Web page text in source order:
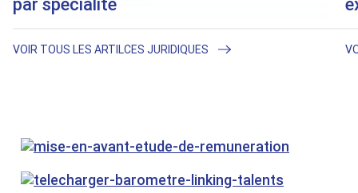
par spécialité
VOIR TOUS LES ARTILCES JURIDIQUES